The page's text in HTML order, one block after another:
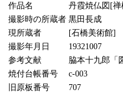
作品名
丹霞焼仏図[
撮影時の所蔵者 黒田長成
現所蔵者
[石橋美術館]
撮影年月日
19321007
参考文献
脇本十九郎「
焼付台帳番号
c-003
旧原板番号
707